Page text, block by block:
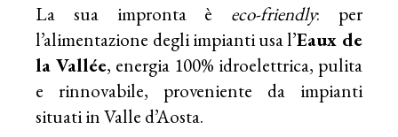
La sua impronta è eco-friendly: per
l’alimentazione degli impianti usa l’Eaux de
la Vallée, energia 100% idroelettrica, pulita
e rinnovabile, proveniente da impianti
situati in Valle d’Aosta.